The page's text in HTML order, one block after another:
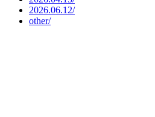
2026.06.12/
other/